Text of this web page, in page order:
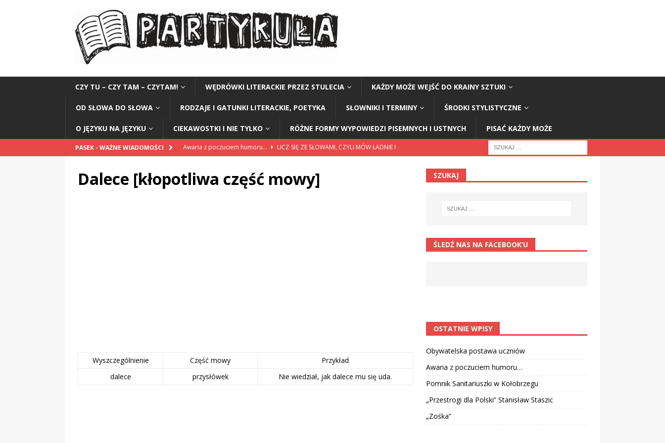
CZY TU – CZY TAM – CZYTAM! WĘDRÓWKI LITERACKIE PRZEZ STULECIA KAŻDY MOŻE WEJŚĆ DO KRAINY SZTUKI
OD SŁOWA DO SŁOWA RODZAJE I GATUNKI LITERACKIE, POETYKA SŁOWNIKI I TERMINY ŚRODKI STYLISTYCZNE
O JĘZYKU NA JĘZYKU CIEKAWOSTKI I NIE TYLKO RÓŻNE FORMY WYPOWIEDZI PISEMNYCH I USTNYCH PISAĆ KAŻDY MOŻE
PASEK - WAŻNE WIADOMOŚCI Awaria z poczuciem humoru…
LICZ SIĘ ZE SŁOWAMI, CZYLI MÓW ŁADNIE I
Pomnik Sanitariuszki w Kołobrzegu
BEZ KATEGORII
Dalece [kłopotliwa część mowy]
Wyszczególnienie Część mowy
Przykład
dalece
przysłówek Nie wiedział, jak dalece mu się uda.
SZUKAJ
ŚLEDŹ NAS NA FACEBOOK’U
OSTATNIE WPISY
Obywatelska postawa uczniów
Awaria z poczuciem humoru…
Pomnik Sanitariuszki w Kołobrzegu
„Przestrogi dla Polski” Stanisław Staszic
„Zośka”